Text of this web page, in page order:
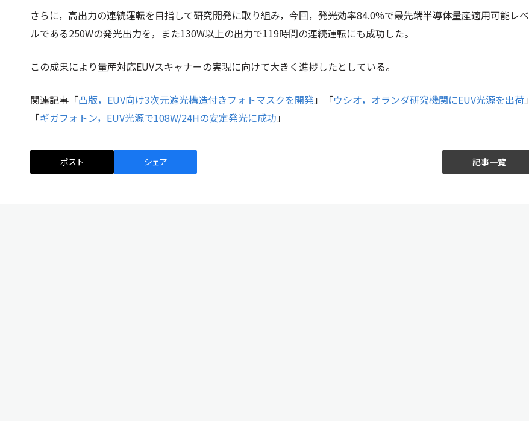
さらに，高出力の連続運転を目指して研究開発に取り組み，今回，発光効率84.0%で最先端半導体量産適用可能レベ
ルである250Wの発光出力を，また130W以上の出力で119時間の連続運転にも成功した。
この成果により量産対応EUVスキャナーの実現に向けて大きく進捗したとしている。
関連記事「凸版，EUV向け3次元遮光構造付きフォトマスクを開発」「ウシオ，オランダ研究機関にEUV光源を出荷」
「ギガフォトン，EUV光源で108W/24Hの安定発光に成功」
ポスト シェア 記事一覧